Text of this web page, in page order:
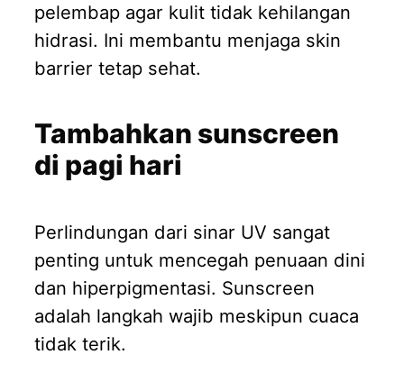
pelembap agar kulit tidak kehilangan
hidrasi. Ini membantu menjaga skin
barrier tetap sehat.
Tambahkan sunscreen
di pagi hari
Perlindungan dari sinar UV sangat
penting untuk mencegah penuaan dini
dan hiperpigmentasi. Sunscreen
adalah langkah wajib meskipun cuaca
tidak terik.